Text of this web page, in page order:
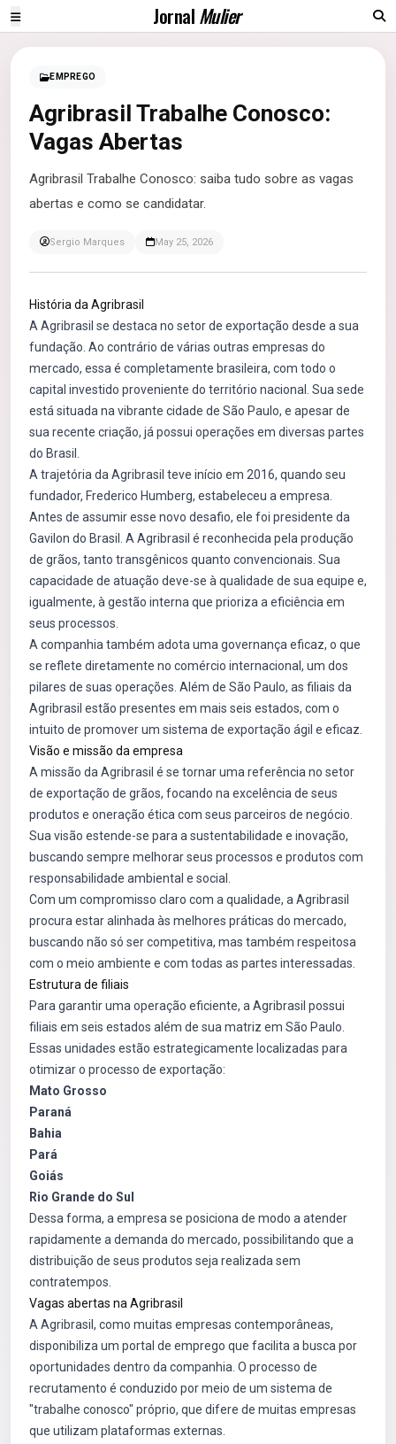
JornalMulier
EMPREGO
Agribrasil Trabalhe Conosco:
Vagas Abertas
Agribrasil Trabalhe Conosco: saiba tudo sobre as vagas
abertas e como se candidatar.
Sergio Marques May 25, 2026
História da Agribrasil
A Agribrasil se destaca no setor de exportação desde a sua
fundação. Ao contrário de várias outras empresas do
mercado, essa é completamente brasileira, com todo o
capital investido proveniente do território nacional. Sua sede
está situada na vibrante cidade de São Paulo, e apesar de
sua recente criação, já possui operações em diversas partes
do Brasil.
A trajetória da Agribrasil teve início em 2016, quando seu
fundador, Frederico Humberg, estabeleceu a empresa.
Antes de assumir esse novo desafio, ele foi presidente da
Gavilon do Brasil. A Agribrasil é reconhecida pela produção
de grãos, tanto transgênicos quanto convencionais. Sua
capacidade de atuação deve-se à qualidade de sua equipe e,
igualmente, à gestão interna que prioriza a eficiência em
seus processos.
A companhia também adota uma governança eficaz, o que
se reflete diretamente no comércio internacional, um dos
pilares de suas operações. Além de São Paulo, as filiais da
Agribrasil estão presentes em mais seis estados, com o
intuito de promover um sistema de exportação ágil e eficaz.
Visão e missão da empresa
A missão da Agribrasil é se tornar uma referência no setor
de exportação de grãos, focando na excelência de seus
produtos e oneração ética com seus parceiros de negócio.
Sua visão estende-se para a sustentabilidade e inovação,
buscando sempre melhorar seus processos e produtos com
responsabilidade ambiental e social.
Com um compromisso claro com a qualidade, a Agribrasil
procura estar alinhada às melhores práticas do mercado,
buscando não só ser competitiva, mas também respeitosa
com o meio ambiente e com todas as partes interessadas.
Estrutura de filiais
Para garantir uma operação eficiente, a Agribrasil possui
filiais em seis estados além de sua matriz em São Paulo.
Essas unidades estão estrategicamente localizadas para
otimizar o processo de exportação:
Mato Grosso
Paraná
Bahia
Pará
Goiás
Rio Grande do Sul
Dessa forma, a empresa se posiciona de modo a atender
rapidamente a demanda do mercado, possibilitando que a
distribuição de seus produtos seja realizada sem
contratempos.
Vagas abertas na Agribrasil
A Agribrasil, como muitas empresas contemporâneas,
disponibiliza um portal de emprego que facilita a busca por
oportunidades dentro da companhia. O processo de
recrutamento é conduzido por meio de um sistema de
"trabalhe conosco" próprio, que difere de muitas empresas
que utilizam plataformas externas.